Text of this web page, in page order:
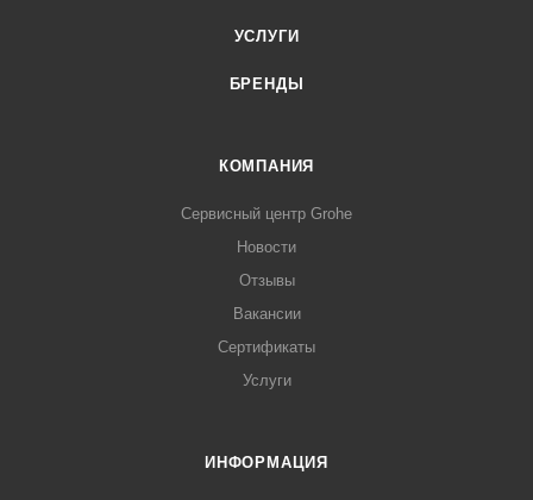
УСЛУГИ
БРЕНДЫ
КОМПАНИЯ
Сервисный центр Grohe
Новости
Отзывы
Вакансии
Сертификаты
Услуги
ИНФОРМАЦИЯ